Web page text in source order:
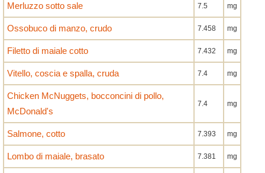
Merluzzo sotto sale 7.5 mg
Ossobuco di manzo, crudo 7.458 mg
Filetto di maiale cotto 7.432 mg
Vitello, coscia e spalla, cruda 7.4 mg
Chicken McNuggets, bocconcini di pollo,
McDonald's
7.4 mg
Salmone, cotto 7.393 mg
Lombo di maiale, brasato 7.381 mg